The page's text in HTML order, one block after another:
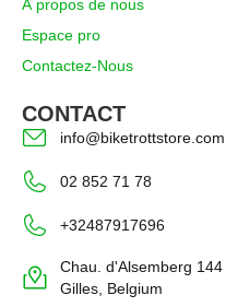
À propos de nous
Espace pro
Contactez-Nous
CONTACT
info@biketrottstore.com
02 852 71 78
+32487917696
Chau. d'Alsemberg
Gilles, Belgium